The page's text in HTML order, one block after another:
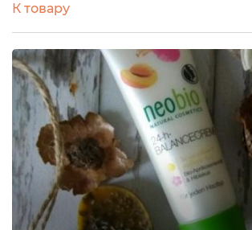
Все мы помним, что лучшее - враг
же произошло? Мне дали на пробу
И тут я заподозрила, что плёнки на
должно, а после NeoBio есть.
средство для пяточек! Увы,
раз, я подарила остатки даме,
Больше с тюбиком не влстречалась,
приятные речи в его сторону.
К товару